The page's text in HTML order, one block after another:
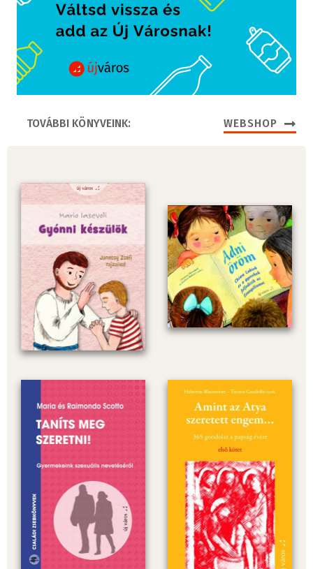
TOVÁBBI KÖNYVEINK: WEBSHOP